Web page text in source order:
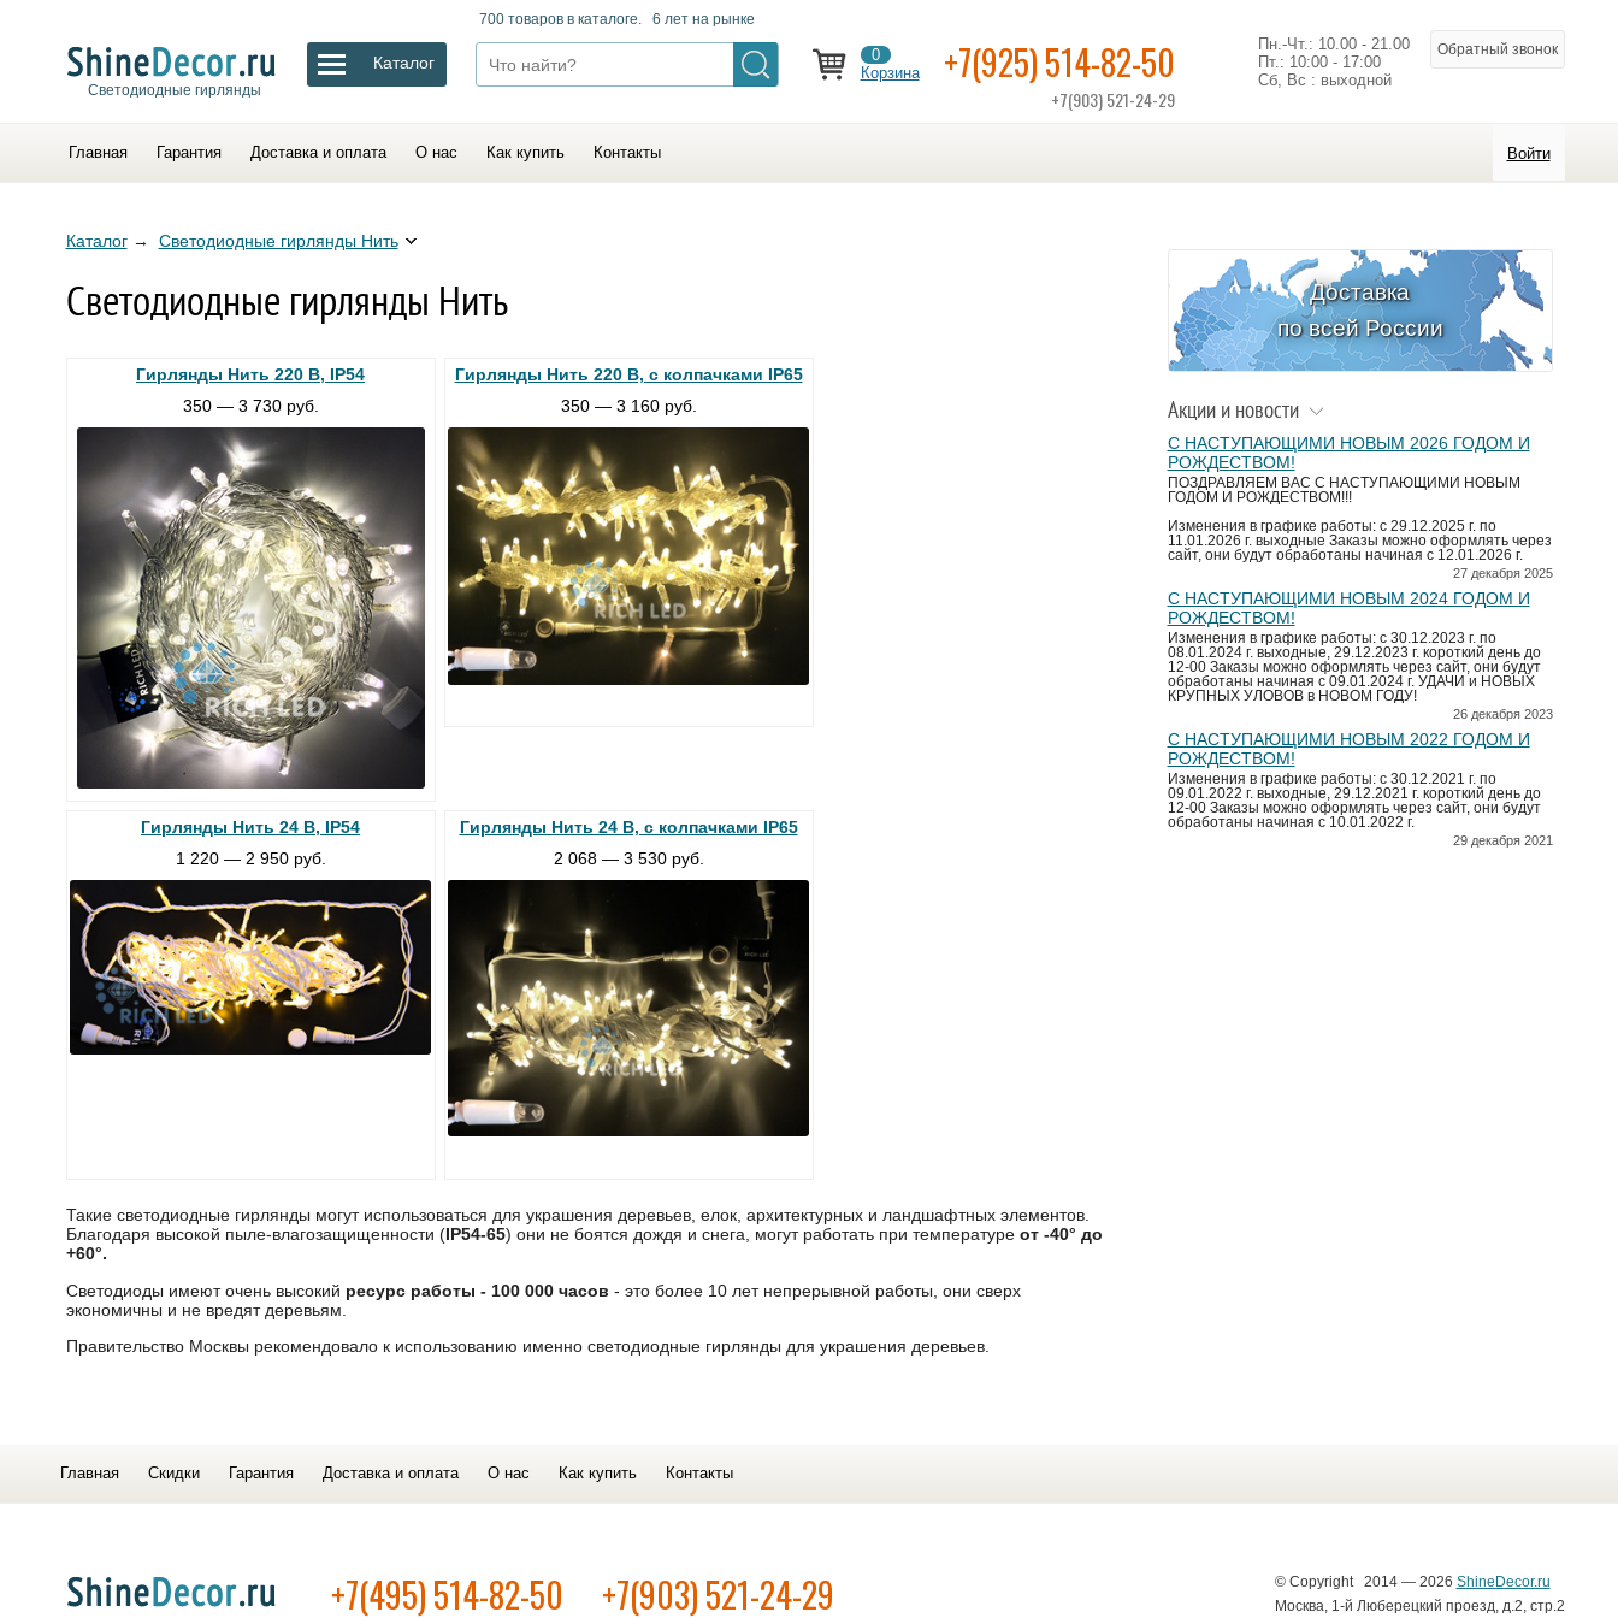
Светодиодные гирлянды
Каталог
700 товаров в каталоге. 6 лет на рынке
0
Корзина
+7(925) 514-82-50
+7(903) 521-24-29
Пн.-Чт.: 10.00 - 21.00
Пт.: 10:00 - 17:00
Сб, Вс : выходной
Обратный звонок
Главная Гарантия Доставка и оплата О нас Как купить Контакты Войти
Каталог→ Светодиодные гирлянды Нить
Светодиодные гирлянды Нить
Гирлянды Нить 220 В, IP54
350 — 3 730 руб.
Гирлянды Нить 220 В, с колпачками IP65
350 — 3 160 руб.
Гирлянды Нить 24 В, IP54
1 220 — 2 950 руб.
Гирлянды Нить 24 В, с колпачками IP65
2 068 — 3 530 руб.
Такие светодиодные гирлянды могут использоваться для украшения деревьев, елок, архитектурных и ландшафтных элементов.
Благодаря высокой пыле-влагозащищенности (IP54-65) они не боятся дождя и снега, могут работать при температуре от -40° до
+60°.
Светодиоды имеют очень высокий ресурс работы - 100 000 часов - это более 10 лет непрерывной работы, они сверх
экономичны и не вредят деревьям.
Правительство Москвы рекомендовало к использованию именно светодиодные гирлянды для украшения деревьев.
Доставка
по всей России
Акции и новости
С НАСТУПАЮЩИМИ НОВЫМ 2026 ГОДОМ И
РОЖДЕСТВОМ!
ПОЗДРАВЛЯЕМ ВАС С НАСТУПАЮЩИМИ НОВЫМ
ГОДОМ И РОЖДЕСТВОМ!!!
Изменения в графике работы: с 29.12.2025 г. по
11.01.2026 г. выходные Заказы можно оформлять через
сайт, они будут обработаны начиная с 12.01.2026 г.
27 декабря 2025
С НАСТУПАЮЩИМИ НОВЫМ 2024 ГОДОМ И
РОЖДЕСТВОМ!
Изменения в графике работы: с 30.12.2023 г. по
08.01.2024 г. выходные, 29.12.2023 г. короткий день до
12-00 Заказы можно оформлять через сайт, они будут
обработаны начиная с 09.01.2024 г. УДАЧИ и НОВЫХ
КРУПНЫХ УЛОВОВ в НОВОМ ГОДУ!
26 декабря 2023
С НАСТУПАЮЩИМИ НОВЫМ 2022 ГОДОМ И
РОЖДЕСТВОМ!
Изменения в графике работы: с 30.12.2021 г. по
09.01.2022 г. выходные, 29.12.2021 г. короткий день до
12-00 Заказы можно оформлять через сайт, они будут
обработаны начиная с 10.01.2022 г.
29 декабря 2021
Главная Скидки Гарантия Доставка и оплата О нас Как купить Контакты
+7(495) 514-82-50 +7(903) 521-24-29 © Copyright 2014 — 2026 ShineDecor.ru
Москва, 1-й Люберецкий проезд, д.2, стр.2